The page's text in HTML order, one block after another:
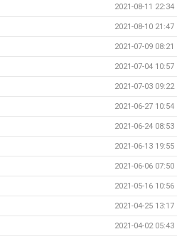
2021-08-11 22:34
2021-08-10 21:47
2021-07-09 08:21
2021-07-04 10:57
2021-07-03 09:22
2021-06-27 10:54
2021-06-24 08:53
2021-06-13 19:55
2021-06-06 07:50
2021-05-16 10:56
2021-04-25 13:17
2021-04-02 05:43